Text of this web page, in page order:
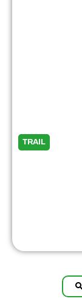
TRAIL